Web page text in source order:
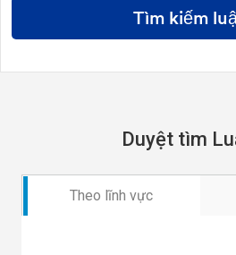
Tìm kiếm
Duyệt tìm
Theo lĩnh vực